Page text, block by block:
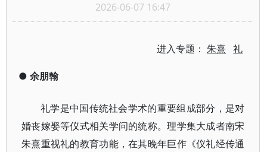
2026-06-07 16:47
进入专题：朱熹 礼
● 余朋翰
礼学是中国传统社会学术的重要组成部分，是对
婚丧嫁娶等仪式相关学问的统称。理学集大成者南宋
朱熹重视礼的教育功能，在其晚年巨作《仪礼经传通